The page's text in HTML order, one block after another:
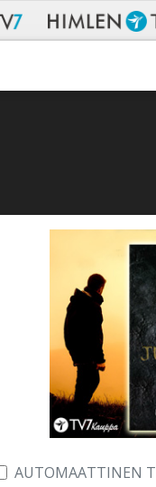
AUTOMAATTINEN